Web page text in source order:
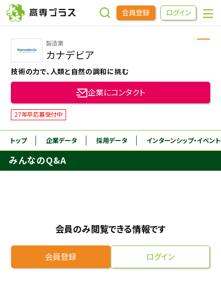
会員登録 ログイン
企業をさがす
進学先をさがす
インターンシップ・イベントをさがす
高専OBOGをさがす
9/30
製造業
カナデビア
技術の力で、人類と自然の調和に挑む
企業にコンタクト
27年卒応募受付中
トップ 企業データ 採用データ インターンシップ・イベン
みんなのQ&A
会員のみ閲覧できる情報です
会員登録 ログイン